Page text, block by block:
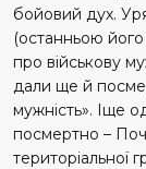
бойовий дух.
(останньою
про військову
дали ще й
мужність». Іще
посмертно –
територіальної